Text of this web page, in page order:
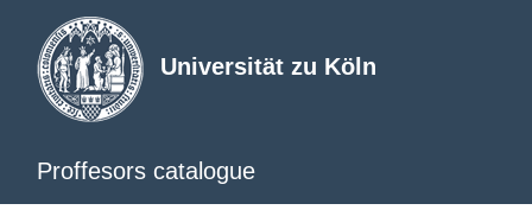
Universität zu Köln
Proffesors catalogue